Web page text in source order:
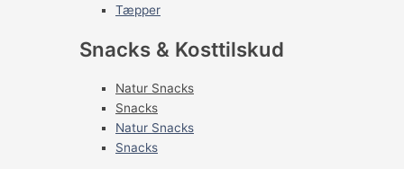
Tæpper
Snacks & Kosttilskud
Natur Snacks
Snacks
Natur Snacks
Snacks